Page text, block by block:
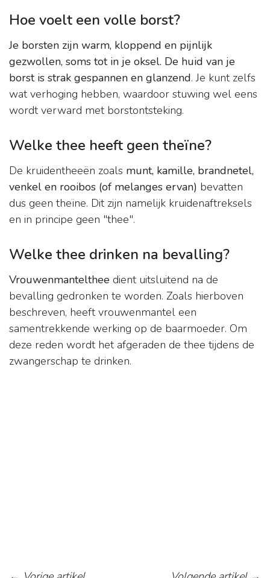
Hoe voelt een volle borst?
Je borsten zijn warm, kloppend en pijnlijk
gezwollen, soms tot in je oksel. De huid van je
borst is strak gespannen en glanzend. Je kunt zelfs
wat verhoging hebben, waardoor stuwing wel eens
wordt verward met borstontsteking.
Welke thee heeft geen theïne?
De kruidentheeën zoals munt, kamille, brandnetel,
venkel en rooibos (of melanges ervan) bevatten
dus geen theïne. Dit zijn namelijk kruidenaftreksels
en in principe geen "thee".
Welke thee drinken na bevalling?
Vrouwenmantelthee dient uitsluitend na de
bevalling gedronken te worden. Zoals hierboven
beschreven, heeft vrouwenmantel een
samentrekkende werking op de baarmoeder. Om
deze reden wordt het afgeraden de thee tijdens de
zwangerschap te drinken.